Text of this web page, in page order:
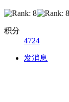
积分
4724
发消息